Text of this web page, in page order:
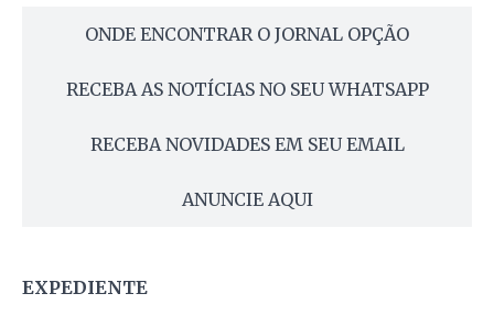
ONDE ENCONTRAR O JORNAL OPÇÃO
RECEBA AS NOTÍCIAS NO SEU WHATSAPP
RECEBA NOVIDADES EM SEU EMAIL
ANUNCIE AQUI
EXPEDIENTE